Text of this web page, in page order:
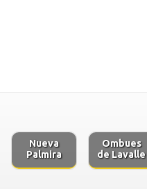
Nueva
Palmira
Ombues
de Lavalle